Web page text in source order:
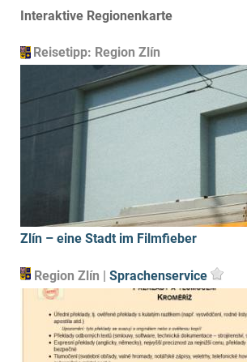
Fläche von
3.964 km²
leben etwa
590.000...
mehr ›
Interaktive Regionenkarte
Reisetipp: Region Zlín
Zlín – eine Stadt im Filmfieber
Region Zlín | Sprachenservice